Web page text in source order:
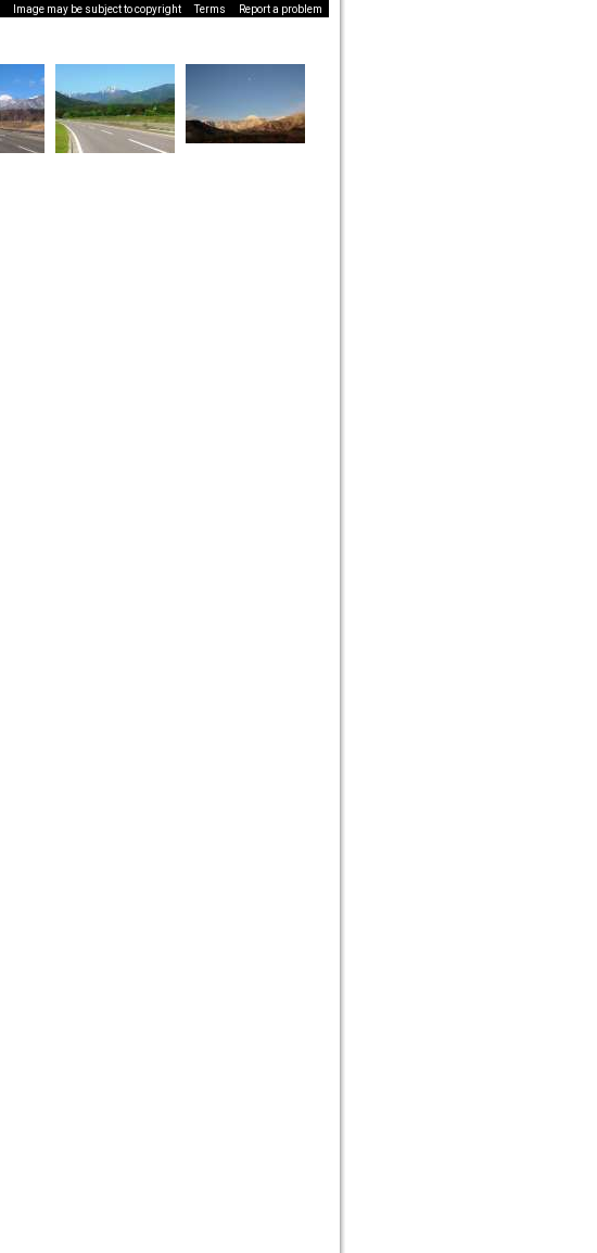
Image may be subject to copyright Terms Report a problem